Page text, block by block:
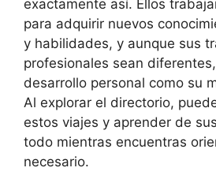
exactamente así. Ellos
para adquirir nuevos
y habilidades, y aunque sus
profesionales sean
desarrollo personal como su
Al explorar el directorio,
estos viajes y aprender de
todo mientras encuentras
necesario.